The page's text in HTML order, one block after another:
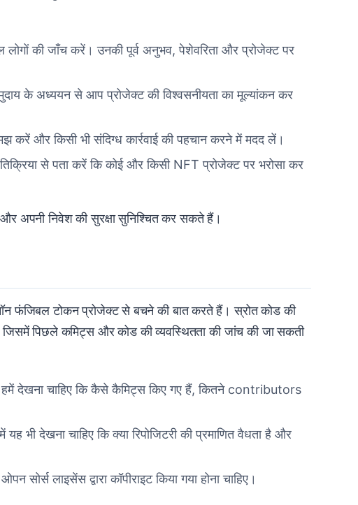
की जाँच करें। उनकी पूर्व अनुभव, पेशेवरिता और प्रोजेक्ट पर
के अध्ययन से आप प्रोजेक्ट की विश्वसनीयता का मूल्यांकन कर
करें और किसी भी संदिग्ध कार्रवाई की पहचान करने में मदद लें।
से पता करें कि कोई और किसी NFT प्रोजेक्ट पर भरोसा कर
निवेश की सुरक्षा सुनिश्चित कर सकते हैं।
फंजिबल टोकन प्रोजेक्ट से बचने की बात करते हैं। स्रोत कोड की
पिछले कमिट्स और कोड की व्यवस्थितता की जांच की जा सकती
देखना चाहिए कि कैसे कैमिट्स किए गए हैं, कितने contributors
भी देखना चाहिए कि क्या रिपोजिटरी की प्रमाणित वैधता है और
लाइसेंस द्वारा कॉपीराइट किया गया होना चाहिए।